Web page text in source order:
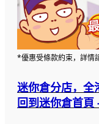
*優惠受條款約束，詳情
迷你倉分店，全
回到迷你倉首頁